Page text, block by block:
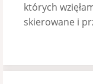
których
skierowane i